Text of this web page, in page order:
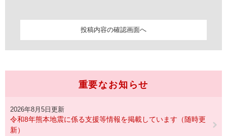
重要なお知らせ
2026年8月5日更新
令和8年熊本地震に係る支援等情報を掲載しています（随時更
新）